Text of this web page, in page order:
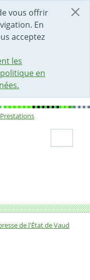
vous offrir
En
acceptez
les
en
Prestations
de l'État de Vaud
sur les plages